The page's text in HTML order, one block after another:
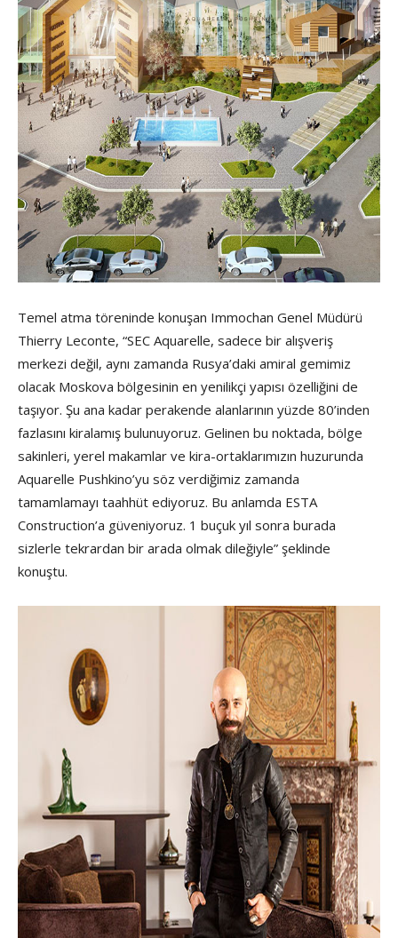
Temel atma töreninde konuşan Immochan Genel Müdürü
Thierry Leconte, “SEC Aquarelle, sadece bir alışveriş
merkezi değil, aynı zamanda Rusya’daki amiral gemimiz
olacak Moskova bölgesinin en yenilikçi yapısı özelliğini de
taşıyor. Şu ana kadar perakende alanlarının yüzde 80’inden
fazlasını kiralamış bulunuyoruz. Gelinen bu noktada, bölge
sakinleri, yerel makamlar ve kira-ortaklarımızın huzurunda
Aquarelle Pushkino’yu söz verdiğimiz zamanda
tamamlamayı taahhüt ediyoruz. Bu anlamda ESTA
Construction’a güveniyoruz. 1 buçuk yıl sonra burada
sizlerle tekrardan bir arada olmak dileğiyle” şeklinde
konuştu.